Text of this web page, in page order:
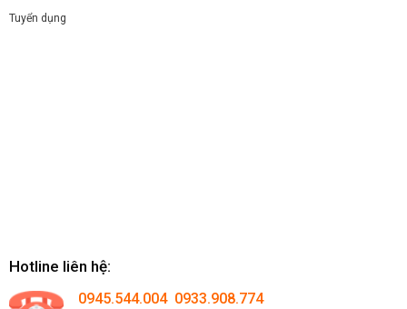
Tuyển dụng
Hotline liên hệ:
0945.544.004 0933.908.774